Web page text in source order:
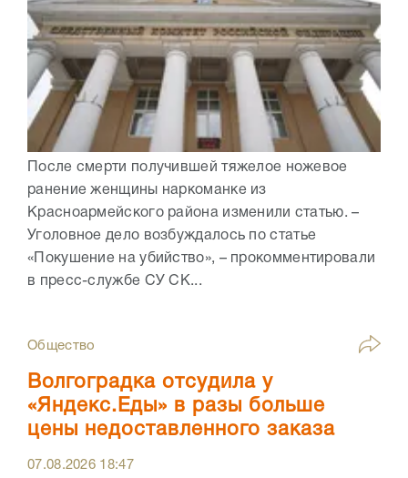
После смерти получившей тяжелое ножевое
ранение женщины наркоманке из
Красноармейского района изменили статью. –
Уголовное дело возбуждалось по статье
«Покушение на убийство», – прокомментировали
в пресс-службе СУ СК...
Общество
Волгоградка отсудила у
«Яндекс.Еды» в разы больше
цены недоставленного заказа
07.08.2026 18:47